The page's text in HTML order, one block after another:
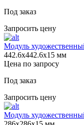
Под заказ
Запросить цену
Модуль
442.6х442.6х15 мм
Цена по запросу
Под заказ
Запросить цену
Модуль